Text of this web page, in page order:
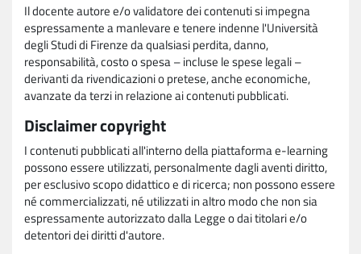
Il docente autore e/o validatore dei contenuti si impegna
espressamente a manlevare e tenere indenne l'Università
degli Studi di Firenze da qualsiasi perdita, danno,
responsabilità, costo o spesa – incluse le spese legali –
derivanti da rivendicazioni o pretese, anche economiche,
avanzate da terzi in relazione ai contenuti pubblicati.
Disclaimer copyright
I contenuti pubblicati all'interno della piattaforma e-learning
possono essere utilizzati, personalmente dagli aventi diritto,
per esclusivo scopo didattico e di ricerca; non possono essere
né commercializzati, né utilizzati in altro modo che non sia
espressamente autorizzato dalla Legge o dai titolari e/o
detentori dei diritti d'autore.